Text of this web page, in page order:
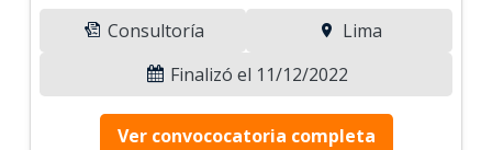
Consultoría
Lima
Finalizó el 11/12/2022
Ver convococatoria completa